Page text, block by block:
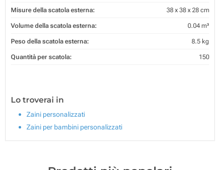
Misure della scatola esterna: 38 x 38 x 28 cm
Volume della scatola esterna: 0.04 m³
Peso della scatola esterna: 8.5 kg
Quantità per scatola: 150
Lo troverai in
Zaini personalizzati
Zaini per bambini personalizzati